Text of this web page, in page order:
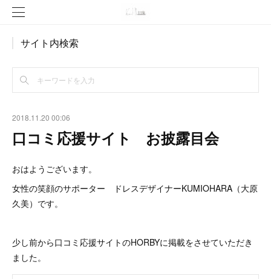
サイト内検索
2018.11.20 00:06
口コミ応援サイト お披露目会
おはようございます。
女性の笑顔のサポーター ドレスデザイナーKUMIOHARA（大原
久美）です。
少し前から口コミ応援サイトのHORBYに掲載をさせていただき
ました。